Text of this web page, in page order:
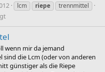
lcm riepe trennmittel
wenn mir da jemand
sind die Lcm (oder von anderen
günstiger als die Riepe